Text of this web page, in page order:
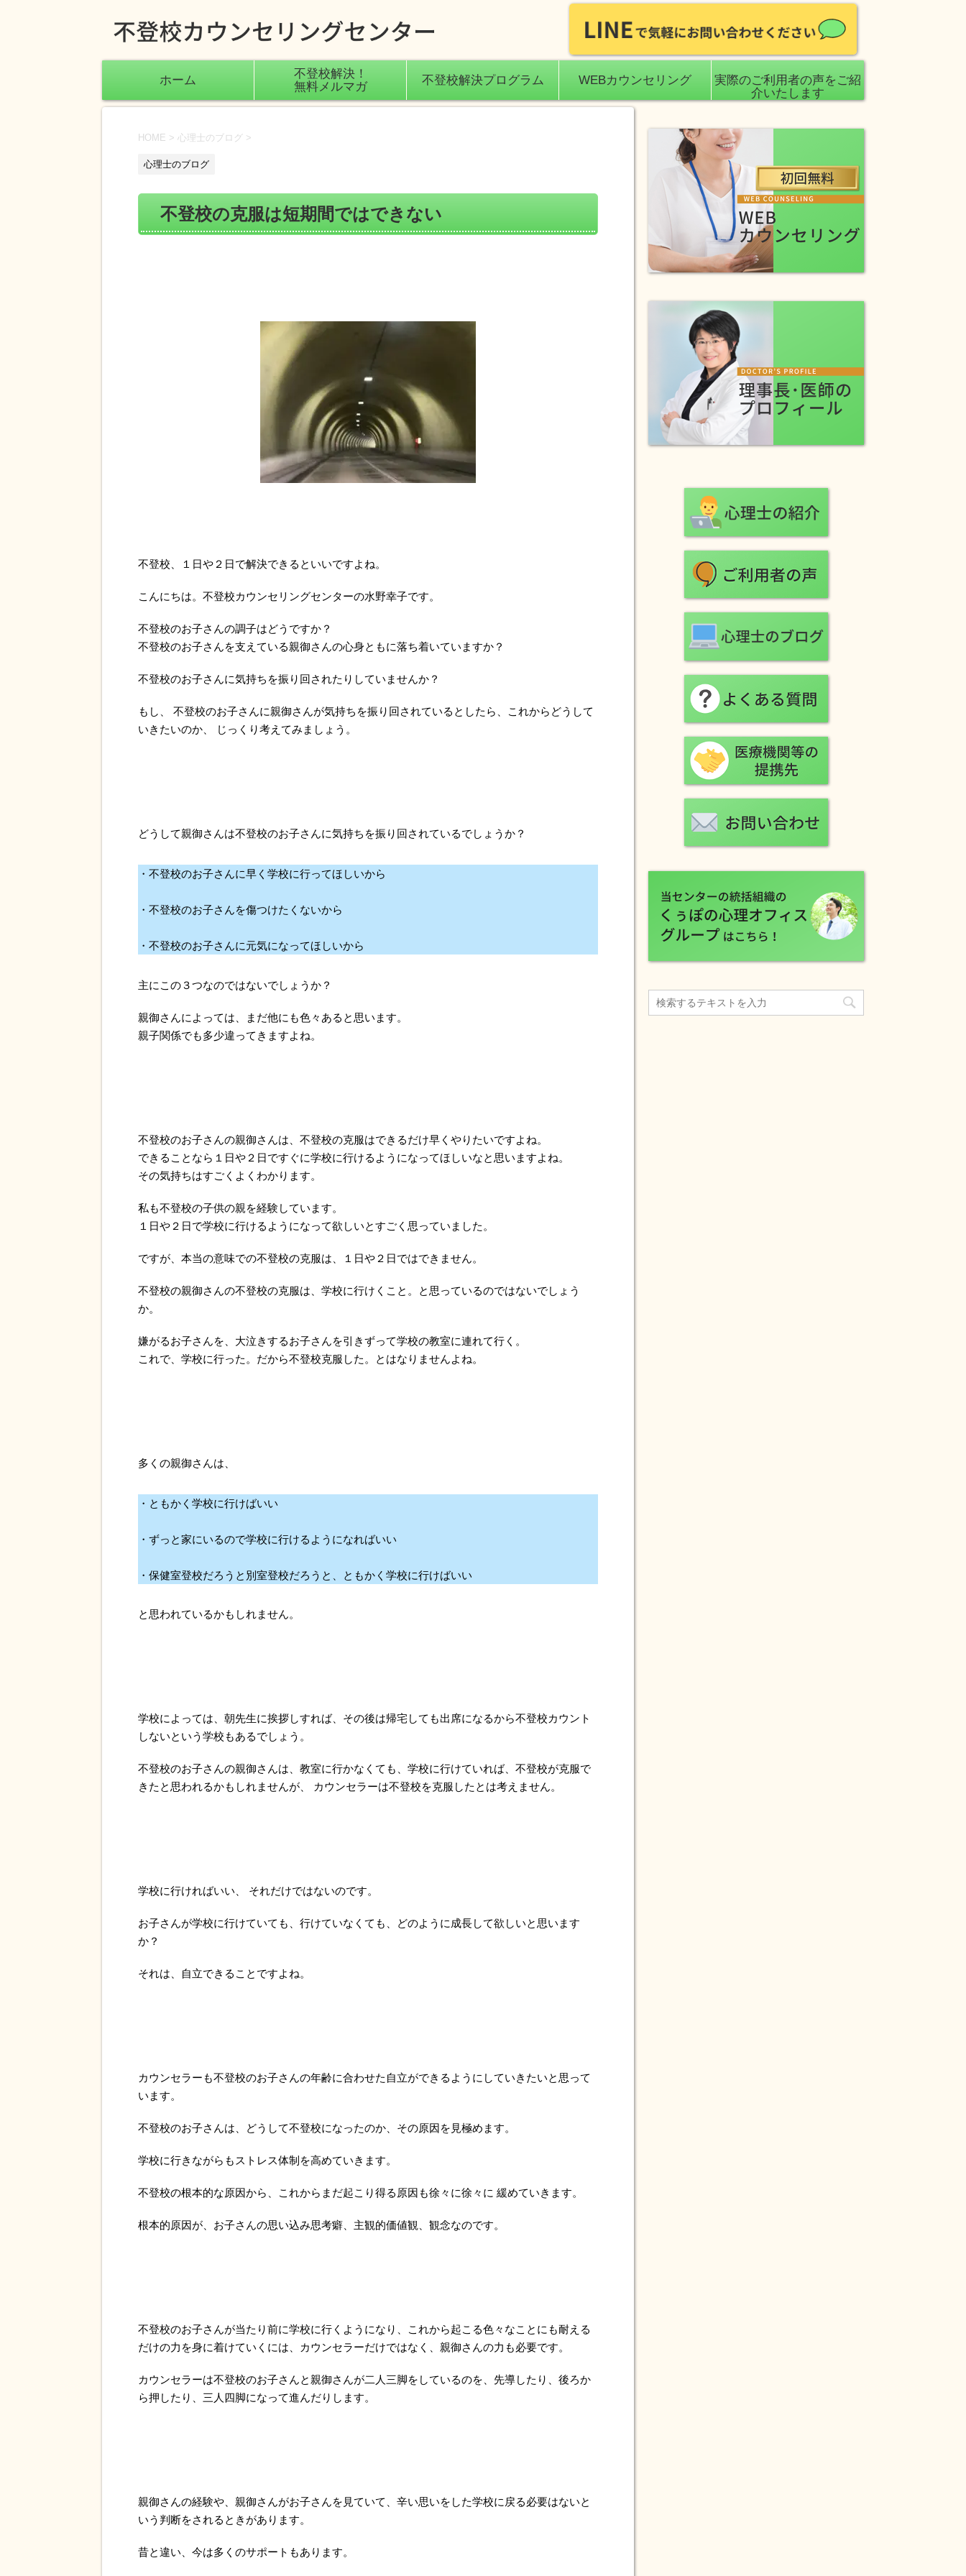
ホーム
不登校解決！
無料メルマガ
不登校解決プログラム WEBカウンセリング
実際のご利用者の声をご紹
介いたします
HOME > 心理士のブログ >
心理士のブログ
不登校の克服は短期間ではできない
不登校、１日や２日で解決できるといいですよね。
こんにちは。不登校カウンセリングセンターの水野幸子です。
不登校のお子さんの調子はどうですか？
不登校のお子さんを支えている親御さんの心身ともに落ち着いていますか？
不登校のお子さんに気持ちを振り回されたりしていませんか？
もし、 不登校のお子さんに親御さんが気持ちを振り回されているとしたら、これからどうして
いきたいのか、 じっくり考えてみましょう。
どうして親御さんは不登校のお子さんに気持ちを振り回されているでしょうか？
・不登校のお子さんに早く学校に行ってほしいから
・不登校のお子さんを傷つけたくないから
・不登校のお子さんに元気になってほしいから
主にこの３つなのではないでしょうか？
親御さんによっては、まだ他にも色々あると思います。
親子関係でも多少違ってきますよね。
不登校のお子さんの親御さんは、不登校の克服はできるだけ早くやりたいですよね。
できることなら１日や２日ですぐに学校に行けるようになってほしいなと思いますよね。
その気持ちはすごくよくわかります。
私も不登校の子供の親を経験しています。
１日や２日で学校に行けるようになって欲しいとすごく思っていました。
ですが、本当の意味での不登校の克服は、１日や２日ではできません。
不登校の親御さんの不登校の克服は、学校に行けくこと。と思っているのではないでしょう
か。
嫌がるお子さんを、大泣きするお子さんを引きずって学校の教室に連れて行く。
これで、学校に行った。だから不登校克服した。とはなりませんよね。
多くの親御さんは、
・ともかく学校に行けばいい
・ずっと家にいるので学校に行けるようになればいい
・保健室登校だろうと別室登校だろうと、ともかく学校に行けばいい
と思われているかもしれません。
学校によっては、朝先生に挨拶しすれば、その後は帰宅しても出席になるから不登校カウント
しないという学校もあるでしょう。
不登校のお子さんの親御さんは、教室に行かなくても、学校に行けていれば、不登校が克服で
きたと思われるかもしれませんが、 カウンセラーは不登校を克服したとは考えません。
学校に行ければいい、 それだけではないのです。
お子さんが学校に行けていても、行けていなくても、どのように成長して欲しいと思います
か？
それは、自立できることですよね。
カウンセラーも不登校のお子さんの年齢に合わせた自立ができるようにしていきたいと思って
います。
不登校のお子さんは、どうして不登校になったのか、その原因を見極めます。
学校に行きながらもストレス体制を高めていきます。
不登校の根本的な原因から、これからまだ起こり得る原因も徐々に徐々に 緩めていきます。
根本的原因が、お子さんの思い込み思考癖、主観的価値観、観念なのです。
不登校のお子さんが当たり前に学校に行くようになり、これから起こる色々なことにも耐える
だけの力を身に着けていくには、カウンセラーだけではなく、親御さんの力も必要です。
カウンセラーは不登校のお子さんと親御さんが二人三脚をしているのを、先導したり、後ろか
ら押したり、三人四脚になって進んだりします。
親御さんの経験や、親御さんがお子さんを見ていて、辛い思いをした学校に戻る必要はないと
いう判断をされるときがあります。
昔と違い、今は多くのサポートもあります。